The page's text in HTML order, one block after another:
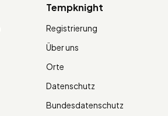
Tempknight
Registrierung
Über uns
Orte
Datenschutz
Bundesdatenschutz